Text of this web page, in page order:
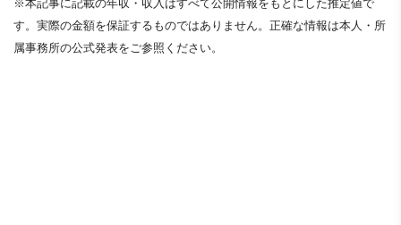
※本記事に記載の年収・収入はすべて公開情報をもとにした推定値で
す。実際の金額を保証するものではありません。正確な情報は本人・所
属事務所の公式発表をご参照ください。